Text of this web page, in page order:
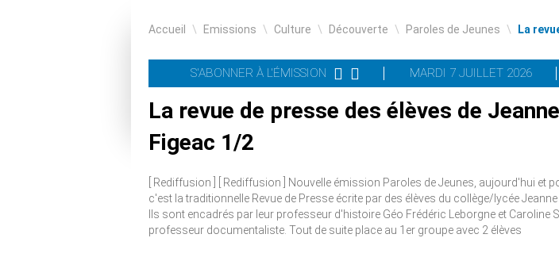
Accueil \ Emissions \ Culture \ Découverte \ Paroles de Jeunes \ La
S'ABONNER À L'ÉMISSION MARDI 7 JUILLET 2026
La revue de presse des élèves de
Figeac 1/2
[ Rediffusion ] [ Rediffusion ] Nouvelle émission Paroles de Jeunes, aujourd'hui et
c'est la traditionnelle Revue de Presse écrite par des élèves du collège/lycée Jeanne
Ils sont encadrés par leur professeur d'histoire Géo Frédéric Leborgne et Caroline
professeur documentaliste. Tout de suite place au 1er groupe avec 2 élèves